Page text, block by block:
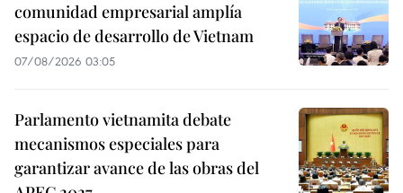
comunidad empresarial amplía
espacio de desarrollo de Vietnam
07/08/2026 03:05
Parlamento vietnamita debate
mecanismos especiales para
garantizar avance de las obras del